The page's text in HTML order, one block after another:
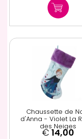
Chaussette de
d'Anna - Violet La
des Neiges
€ 14,00